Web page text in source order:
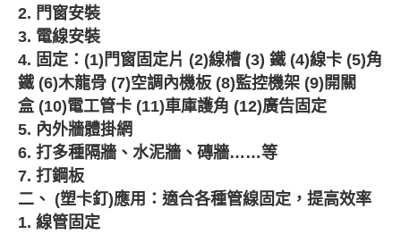
2. 門窗安裝
3. 電線安裝
4. 固定： (1) 門窗固定片 (2)線槽 (3) 鐵 (4)線卡 (5)角
鐵 (6)木龍骨 (7)空調內機板 (8)監控機架 (9) 開關
盒 (10)電工管卡 (11)車庫護角 (12)廣告固定
5. 內外牆體掛網
6. 打多種隔牆、水泥牆、磚牆……等
7. 打鋼板
二、 (塑卡釘)應用：適合各種管線固定，提高效率
1. 線管固定